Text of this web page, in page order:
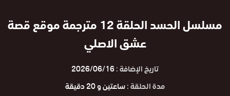
مسلسل الحسد الحلقة 12 مترجمة موقع قصة
عشق الاصلي
تاريخ الإضافة :2026/06/16
مدة الحلقة :ساعتين و 20 دقيقة